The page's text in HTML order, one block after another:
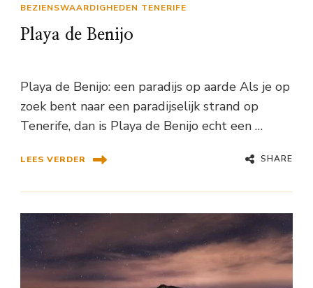
BEZIENSWAARDIGHEDEN TENERIFE
Playa de Benijo
Playa de Benijo: een paradijs op aarde Als je op
zoek bent naar een paradijselijk strand op
Tenerife, dan is Playa de Benijo echt een …
LEES VERDER SHARE